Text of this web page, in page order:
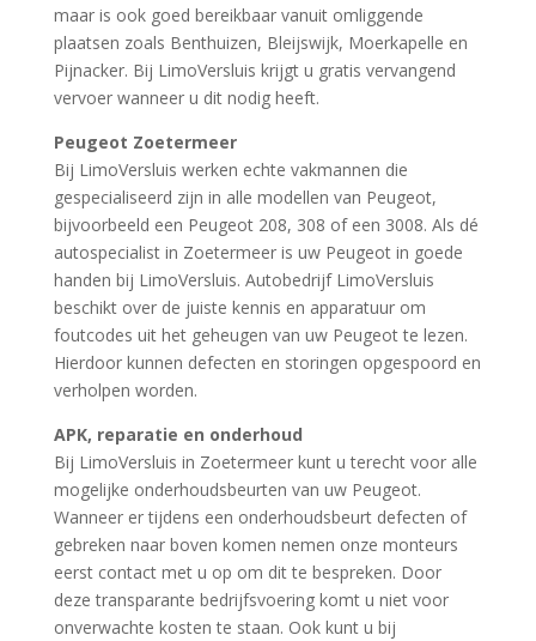
maar is ook goed bereikbaar vanuit omliggende
plaatsen zoals Benthuizen, Bleijswijk, Moerkapelle en
Pijnacker. Bij LimoVersluis krijgt u gratis vervangend
vervoer wanneer u dit nodig heeft.
Peugeot Zoetermeer
Bij LimoVersluis werken echte vakmannen die
gespecialiseerd zijn in alle modellen van Peugeot,
bijvoorbeeld een Peugeot 208, 308 of een 3008. Als dé
autospecialist in Zoetermeer is uw Peugeot in goede
handen bij LimoVersluis. Autobedrijf LimoVersluis
beschikt over de juiste kennis en apparatuur om
foutcodes uit het geheugen van uw Peugeot te lezen.
Hierdoor kunnen defecten en storingen opgespoord en
verholpen worden.
APK, reparatie en onderhoud
Bij LimoVersluis in Zoetermeer kunt u terecht voor alle
mogelijke onderhoudsbeurten van uw Peugeot.
Wanneer er tijdens een onderhoudsbeurt defecten of
gebreken naar boven komen nemen onze monteurs
eerst contact met u op om dit te bespreken. Door
deze transparante bedrijfsvoering komt u niet voor
onverwachte kosten te staan. Ook kunt u bij